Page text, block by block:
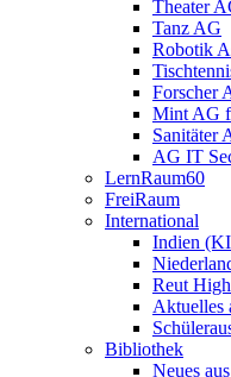
Theater
Tanz AG
Robotik
Forscher
Mint AG
Sanitäter
AG IT
LernRaum60
FreiRaum
International
Indien
Reut
Aktuelles
Bibliothek
Neues